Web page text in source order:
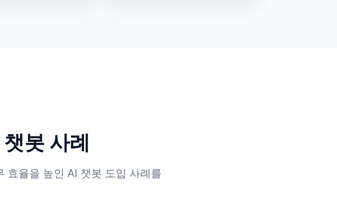
봇 사례
효율을 높인 AI 챗봇 도입 사례를